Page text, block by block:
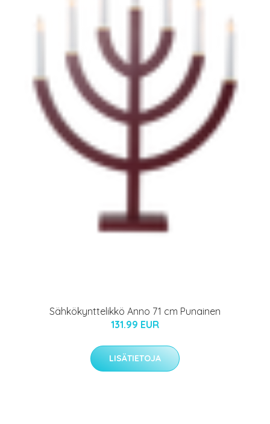
Sähkökynttelikkö Anno 71 cm Punainen
131.99 EUR
LISÄTIETOJA